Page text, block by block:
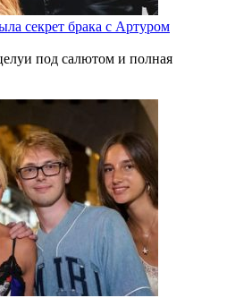
секрет брака с Артуром
под салютом и полная